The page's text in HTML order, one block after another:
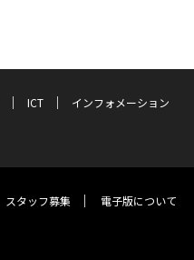
ICT
インフォメーション
スタッフ募集 電子版について